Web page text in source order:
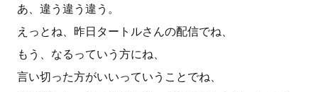
あ、違う違う違う。
えっとね、昨日タートルさんの配信でね、
もう、なるっていう方にね、
言い切った方がいいっていうことでね、